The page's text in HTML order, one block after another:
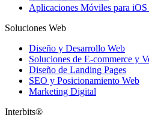
Aplicaciones Móviles para
Soluciones Web
Diseño y Desarrollo Web
Soluciones de E-commerce y
Diseño de Landing Pages
SEO y Posicionamiento Web
Marketing Digital
Interbits®